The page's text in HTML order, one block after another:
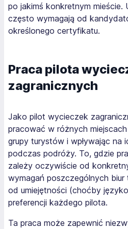
po jakimś konkretnym mieście.
często wymagają od
określonego certyfikatu.
Praca pilota
zagranicznych
Jako pilot wycieczek
pracować w różnych
grupy turystów i wpływając na
podczas podróży. To, gdzie
zależy oczywiście od
wymagań poszczególnych
od umiejętności (choćby
preferencji każdego pilota.
Ta praca może zapewnić